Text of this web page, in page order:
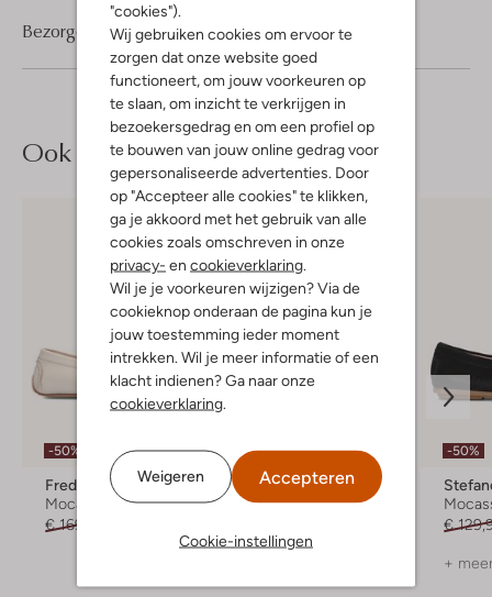
"cookies").
Wij gebruiken cookies om ervoor te
zorgen dat onze website goed
functioneert, om jouw voorkeuren op
te slaan, om inzicht te verkrijgen in
bezoekersgedrag en om een profiel op
te bouwen van jouw online gedrag voor
gepersonaliseerde advertenties. Door
op "Accepteer alle cookies" te klikken,
ga je akkoord met het gebruik van alle
cookies zoals omschreven in onze
privacy- en cookieverklaring
Wil je je voorkeuren wijzigen? Via de
cookieknop onderaan de pagina kun je
jouw toestemming ieder moment
intrekken. Wil je meer informatie of een
klacht indienen? Ga naar onze
cookieverklaring
Weigeren Accepteren
Cookie-instellingen
Bezorgen & retourneren
Ook iets voor jou?
-50%
Fred De La Bretoniere
Mocassins
€ 169,99
-30%
Stefano Lauran
Mocassins
-50%
€
+